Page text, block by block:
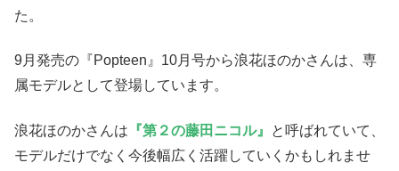
た。
9月発売の『Popteen』10月号から浪花ほのかさんは、専
属モデルとして登場しています。
浪花ほのかさんは 『第２の藤田ニコル』
と呼ばれていて、
モデルだけでなく今後幅広く活躍していくかもしれませ